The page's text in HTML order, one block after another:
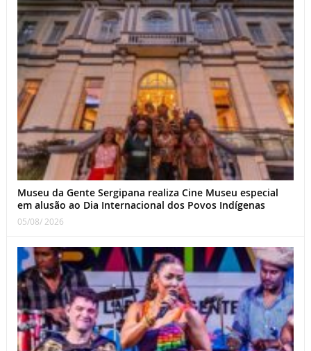
Museu da Gente Sergipana realiza Cine Museu especial
em alusão ao Dia Internacional dos Povos Indígenas
05/08/ 2026